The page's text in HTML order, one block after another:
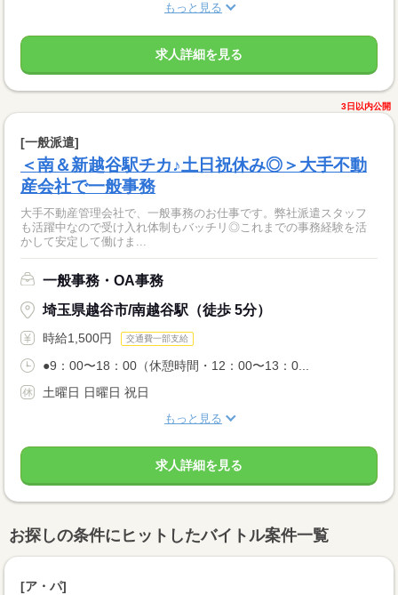
もっと見る
求人詳細を見る
3日以内公開
[一般派遣]
＜南＆新越谷駅チカ♪土日祝休み◎＞大手不動
産会社で一般事務
大手不動産管理会社で、一般事務のお仕事です。弊社派遣スタッフ
も活躍中なので受け入れ体制もバッチリ◎これまでの事務経験を活
かして安定して働けま...
一般事務・OA事務
埼玉県越谷市/南越谷駅（徒歩 5分）
時給1,500円 交通費一部支給
●9：00〜18：00（休憩時間・12：00〜13：0...
土曜日 日曜日 祝日
もっと見る
求人詳細を見る
お探しの条件にヒットしたバイトル案件一覧
[ア・パ]